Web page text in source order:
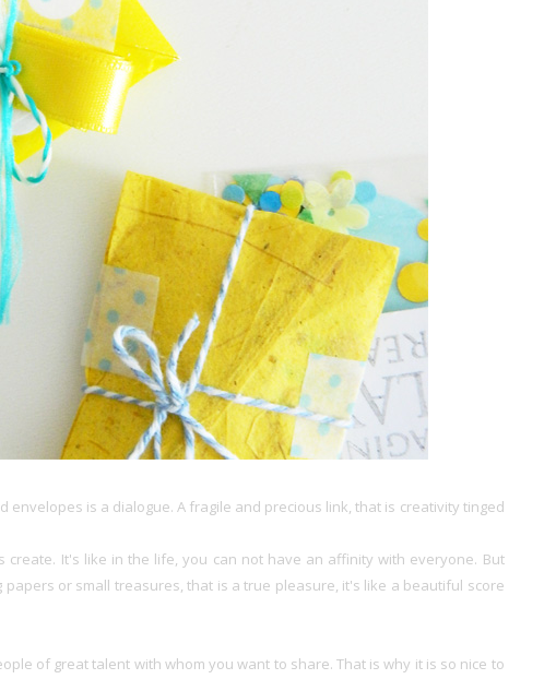
envelopes is a dialogue. A fragile and precious link, that is creativity tinged
create. It's like in the life, you can not have an affinity with everyone. But
or small treasures, that is a true pleasure, it's like a beautiful score
of great talent with whom you want to share. That is why it is so nice to